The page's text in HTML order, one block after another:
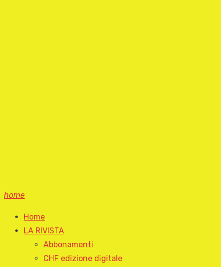
home
Home
LA RIVISTA
Abbonamenti
CHF edizione digitale